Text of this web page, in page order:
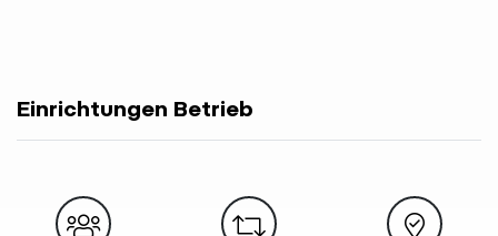
Einrichtungen Betrieb